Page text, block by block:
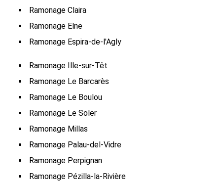
Ramonage Claira
Ramonage Elne
Ramonage Espira-de-l'Agly
Ramonage Ille-sur-Têt
Ramonage Le Barcarès
Ramonage Le Boulou
Ramonage Le Soler
Ramonage Millas
Ramonage Palau-del-Vidre
Ramonage Perpignan
Ramonage Pézilla-la-Rivière